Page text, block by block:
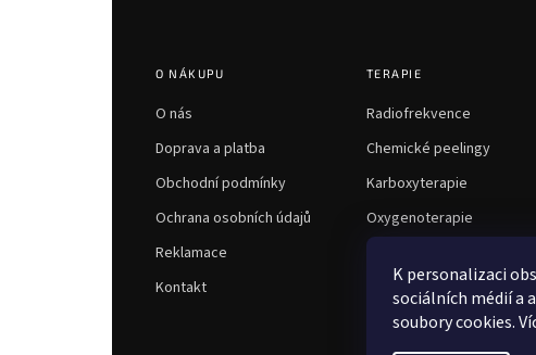
K personalizaci
sociálních médií a
soubory cookies.
O NÁKUPU
O nás
Doprava a platba
Obchodní podmínky
Ochrana osobních údajů
Reklamace
Kontakt
TERAPIE
Radiofrekvence
Chemické peelingy
Karboxyterapie
Oxygenoterapie